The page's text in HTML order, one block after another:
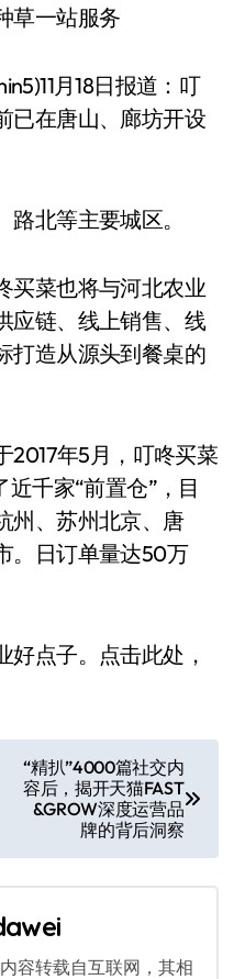
草一站服务
月18日报道：叮
已在唐山、廊坊开设
北等主要城区。
买菜也将与河北农业
应链、线上销售、线
打造从源头到餐桌的
2017年5月，叮咚买菜
千家“前置仓”，目
州、苏州北京、唐
。日订单量达50万
好点子。点击此处，
“精扒”4000篇社交内
容后，揭开天猫FAST
&GROW深度运营品
牌的背后洞察
容转载自互联网，其相